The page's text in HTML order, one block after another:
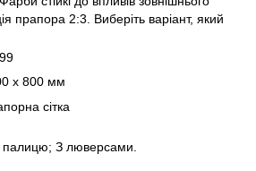
прапора 2:3. Виберіть варіант, який
х 800 мм
сітка
палицю; З люверсами.